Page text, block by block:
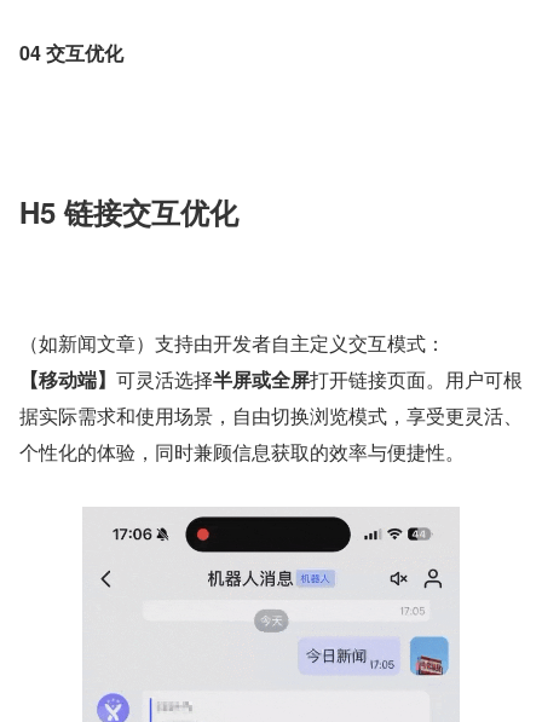
04 交互优化
H5 链接交互优化
（如新闻文章）支持由开发者自主定义交互模式：
【移动端】 可灵活选择半屏或全屏打开链接页面。用户可根
据实际需求和使用场景，自由切换浏览模式，享受更灵活、
个性化的体验，同时兼顾信息获取的效率与便捷性。